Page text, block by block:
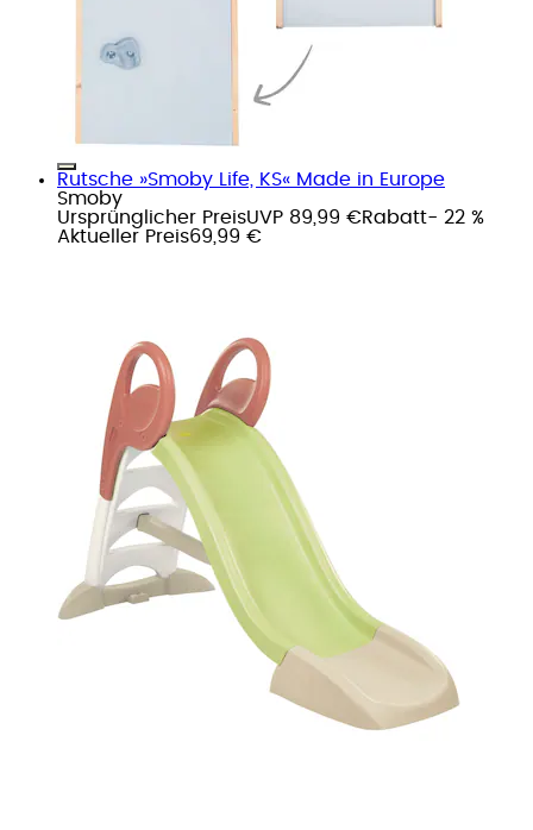
Rutsche »Smoby Life, KS« Made in Europe
Smoby
Ursprünglicher PreisUVP 89,99 €Rabatt- 22 %
Aktueller Preis69,99 €